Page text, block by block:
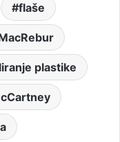
flaše
plastike